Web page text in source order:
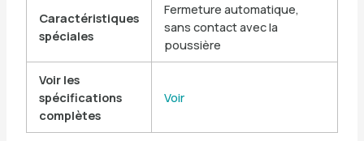
Caractéristiques
spéciales
Fermeture automatique,
sans contact avec la
poussière
Voir les
spécifications
complètes
Voir